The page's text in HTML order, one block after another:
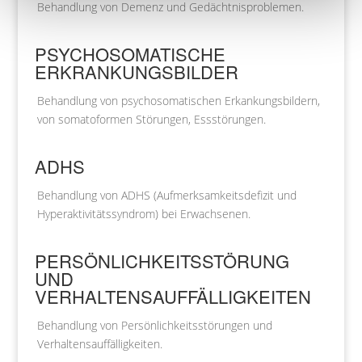
Behandlung von Demenz und Gedächtnisproblemen.
PSYCHOSOMATISCHE
ERKRANKUNGSBILDER
Behandlung von psychosomatischen Erkankungsbildern,
von somatoformen Störungen, Essstörungen.
ADHS
Behandlung von ADHS (Aufmerksamkeitsdefizit und
Hyperaktivitätssyndrom) bei Erwachsenen.
PERSÖNLICHKEITSSTÖRUNG
UND
VERHALTENSAUFFÄLLIGKEITEN
Behandlung von Persönlichkeitsstörungen und
Verhaltensauffälligkeiten.